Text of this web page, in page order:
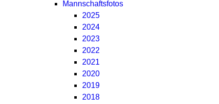
Mannschaftsfotos
2025
2024
2023
2022
2021
2020
2019
2018